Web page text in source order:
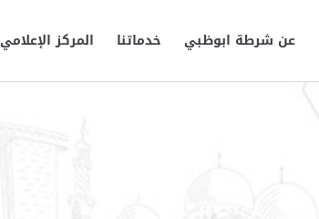
عن شرطة ابوظبي خدماتنا المركز الإعلامي